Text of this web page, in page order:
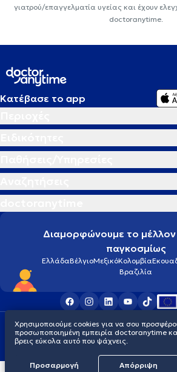
γιατρού/επαγγελματία υγείας και έχουν
doctoranytime.
Κατέβασε το app
Διαμορφώνουμε το μέλλον
παγκοσμίως
ΕλλάδαΒέλγιοΜεξικόΚολομβία
Βραζιλία
Οροι χρήσηςCookiesΠολιτική προστασίας
© 2026 doctoranytime
Χρησιμοποιούμε cookies για να σου
προσωποποιημένη εμπειρία doctoranytime
βρεις εύκολα αυτό που ψάχνεις.
Προσαρμογή Απόρριψη